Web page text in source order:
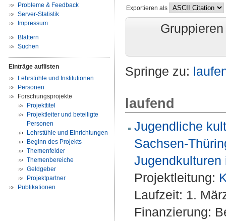
Probleme & Feedback
Server-Statistik
Impressum
Blättern
Suchen
Einträge auflisten
Lehrstühle und Institutionen
Personen
Forschungsprojekte
Projekttitel
Projektleiter und beteiligte
Personen
Lehrstühle und Einrichtungen
Beginn des Projekts
Themenfelder
Themenbereiche
Geldgeber
Projektpartner
Publikationen
Exportieren als
Springe zu:
laufend
Jugendliche
Sachsen-
Projektleitung:
Laufzeit: 1.
Finanzierung: